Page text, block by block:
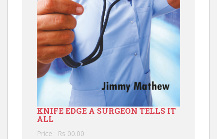
KNIFE EDGE A SURGEON TELLS IT
ALL
Price : Rs 00.00